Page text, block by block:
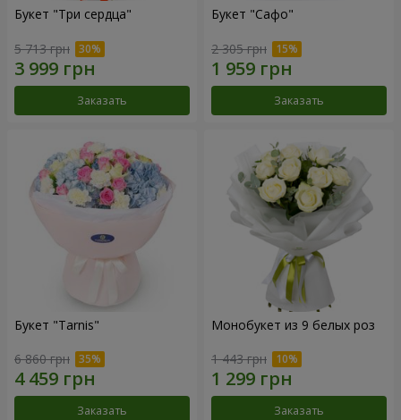
Букет "Три сердца"
5 713 грн
Заказать
Букет "Сафо"
2 305 грн
Заказать
Букет "Tarnis"
6 860 грн
Заказать
Монобукет из 9 белых роз
1 443 грн
Заказать